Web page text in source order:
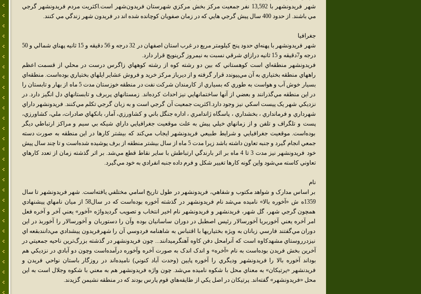
شهر فريدونشهر با 13,592 نفر جمعيت مرکز بخش مرکزي شهرستان فريدون‌شهر است.اكثريت مردم فريدونشهر گرجي
مي باشند. از حدود 400 سال پيش گرجي هايي که در زمان صفويان کوچانده شده اند در فريدون شهر زندگي مي كنند.
جغرافيا
شهر فريدونشهر با پهنه‌اي حدود پنج کيلومتر مربع در غرب استان اصفهان در 32 درجه و 56 دقيقه و 15 ثانيه پهناي شمالي و 50
درجه و7دقيقه و 15 ثانيه درازاي شرقي نسبت به نيمروز گرينويچ قرار دارد.
فريدونشهر منطقه‌اي است کوهستاني که بين دو رشته کوه از رشته کوههاي زاگرس درست در محلي از قسمت اعظم
راههاي منطقه بختياري به آن مي‌پيوندد قرار گرفته و از ديرباز مرکز خريد و فروش عشاير ايلهاي بختياري بوده‌است. منطقه‌اي
بسيار خوش آب و هواست به طوري که بسياري از کارمندان شرکت نفت در منطقه خوزستان مدت 5 ماه از بهار و تابستان را
در اين منطقه مي‌گذرانند و بعضي از آنها ساختمانهايي نيز احداث کرده‌اند. زمستانهاي پربرف و تابستانهاي دل انگيز دارد. در
نزديکي شهر يک پيست اسکي نيز وجود دارد.اکثريت جمعيت آن گرجي است و به زبان گرجي تکلم مي‌کنند. فريدونشهر داراي
شهرداري و فرمانداري ، بخشداري ، پاسگاه ژاندامري ، اداره جنگل باني و کشاورزي، آمار، بانکهاي صادرات، ملي، کشاورزي،
پست و تلگراف و تلفن و از زمانهاي خيلي پيش به علت موقعيت جغرافيايي داراي شيکه بي سيم و مراکز ارتباطي ديگر
بوده‌است. موقعيت جغرافيايي و شرايط طبيعي فريدونشهر ايجاب مي‌کند که بيشتر کارها در اين منطقه به صورت دسته
جمعي انجام گيرد و جنبه تعاون داشته باشد زيرا مدت 5 ماه از سال بيشتر منطقه از برف پوشيده شده‌است و تا چند سال پيش
خود فريدونشهر نيز مدت 3 تا 4 ماه بر اثر بارندگي ارتباطش با ساير نقاط قطع مي‌شد. بر اثر گذشته زمان از تعدد کارهاي
تعاوني کاسته مي‌شود واين گونه کارها تغيير شکل و فرم داده جنبه انفرادي به خود مي‌گيرد.
نام
بر اساس مدارک و شواهد مکتوب و شفاهي، فريدونشهر در طول تاريخ اسامي مختلفي يافته‌است. شهر فريدونشهر تا سال
1359ه ش «آخوره بالا» ناميده مي‌شد نام فريدونشهر در گذشته آخوره بوده‌است که در سال58 از ميان نامهاي پيشنهادي
همچون گرجي شهر، گل شهر، فريدنشهر و فريدونشهر نام اخير انتخاب و تصويب گرديدواژه «آخور» يعني آخر و آخره فعل
امر آخره يعني آخوربريا آخورسالار رئيس اصطبل در دوران ساسانيان بوده وآن را دستوربان و آخورسالار را آخوربذ در اين
دوران مي‌گفتند فارسي زبانان به ويژه بختياريها با اقتباس به شاهنامه فردوسي آن را شهرفريدون پيشدادي مي‌دانندبقعه اي
نيزدرروستاي مشهدكاوه است كه آنرامحل دفن كاوه آهنگرميدانند... چون فريدونشهر در گذشته بزرگ‌ترين ناحيه جمعيتي در
آخرين بخش فريدن بوده‌است به نام «آخره» و اندک اندک به صورت آخره وآخوره درآمده‌است وچون دو آبادي در نزديکي هم
بوداند آخوره بالا را فريدونشهر وديگري را آخوره پايين (وحدت آباد کنوني) ناميده‌اند در روزگار باستان نواحي فريدن و
فريدنشهر «پرتيکان» به معناي محل با شکوه ناميده مي‌شد. چون واژه فريدونشهر هم به معني با شکوه وجلال است به اين
محل «فريدونشهر» گفته‌اند. پرتيکان در اصل يکي از طايفه‌هاي قوم پارس بودند که در منطقه نشيمن گزيدند.